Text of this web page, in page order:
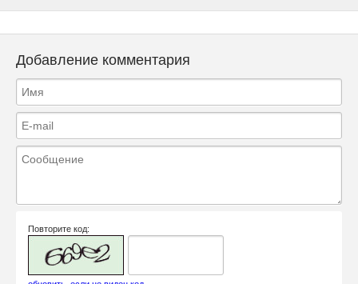
Добавление комментария
Повторите код: